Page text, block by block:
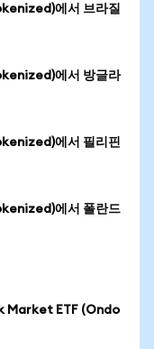
에서 브라질
에서 방글라
에서 필리핀
에서 폴란드
Market ETF (Ondo